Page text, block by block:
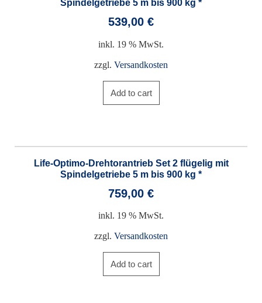
Spindelgetriebe 5 m bis 900 kg *
539,00 €
inkl. 19 % MwSt.
zzgl. Versandkosten
Add to cart
Life-Optimo-Drehtorantrieb Set 2 flügelig mit
Spindelgetriebe 5 m bis 900 kg *
759,00 €
inkl. 19 % MwSt.
zzgl. Versandkosten
Add to cart